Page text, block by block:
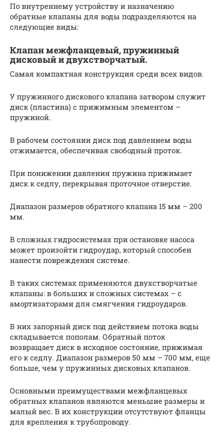
По внутреннему устройству и назначению
обратные клапаны для воды подразделяются на
следующие виды:
Клапан межфланцевый, пружинный
дисковый и двухстворчатый.
Самая компактная конструкция среди всех видов.
У пружинного дискового клапана затвором служит
диск (пластина) с прижимным элементом –
пружиной.
В рабочем состоянии диск под давлением воды
отжимается, обеспечивая свободный проток.
При понижении давления пружина прижимает
диск к седлу, перекрывая проточное отверстие.
Диапазон размеров обратного клапана 15 мм – 200
мм.
В сложных гидросистемах при остановке насоса
может произойти гидроудар, который способен
нанести повреждения системе.
В таких системах применяются двухстворчатые
клапаны: в больших и сложных системах – с
амортизаторами для смягчения гидроударов.
В них запорный диск под действием потока воды
складывается пополам. Обратный поток
возвращает диск в исходное состояние, прижимая
его к седлу. Диапазон размеров 50 мм – 700 мм, еще
больше, чем у пружинных дисковых клапанов.
Основными преимуществами межфланцевых
обратных клапанов являются меньшие размеры и
малый вес. В их конструкции отсутствуют фланцы
для крепления к трубопроводу.